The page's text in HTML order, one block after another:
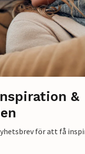
&
för att få